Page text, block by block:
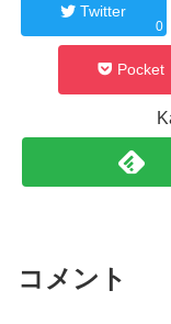
Twitter
0
Pocket
コメント